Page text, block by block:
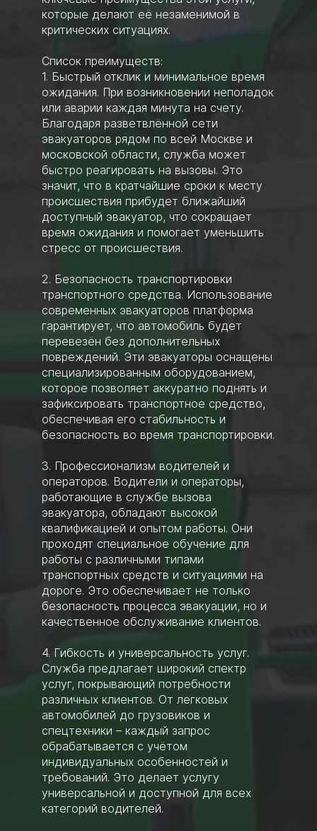
которые делают её незаменимой в
критических ситуациях.
Список преимуществ:
1. Быстрый отклик и минимальное время
ожидания. При возникновении неполадок
или аварии каждая минута на счету.
Благодаря разветвлённой сети
эвакуаторов рядом по всей Москве и
московской области, служба может
быстро реагировать на вызовы. Это
значит, что в кратчайшие сроки к месту
происшествия прибудет ближайший
доступный эвакуатор, что сокращает
время ожидания и помогает уменьшить
стресс от происшествия.
2. Безопасность транспортировки
транспортного средства. Использование
современных эвакуаторов платформа
гарантирует, что автомобиль будет
перевезён без дополнительных
повреждений. Эти эвакуаторы оснащены
специализированным оборудованием,
которое позволяет аккуратно поднять и
зафиксировать транспортное средство,
обеспечивая его стабильность и
безопасность во время транспортировки.
3. Профессионализм водителей и
операторов. Водители и операторы,
работающие в службе вызова
эвакуатора, обладают высокой
квалификацией и опытом работы. Они
проходят специальное обучение для
работы с различными типами
транспортных средств и ситуациями на
дороге. Это обеспечивает не только
безопасность процесса эвакуации, но и
качественное обслуживание клиентов.
4. Гибкость и универсальность услуг.
Служба предлагает широкий спектр
услуг, покрывающий потребности
различных клиентов. От легковых
автомобилей до грузовиков и
спецтехники – каждый запрос
обрабатывается с учётом
индивидуальных особенностей и
требований. Это делает услугу
универсальной и доступной для всех
категорий водителей.